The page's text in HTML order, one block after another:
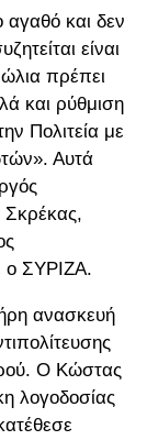
αγαθό και δεν
είναι
πρέπει
και ρύθμιση
Πολιτεία με
Αυτά
Σκρέκας,
ο ΣΥΡΙΖΑ.
ανασκευή
Ο Κώστας
λογοδοσίας